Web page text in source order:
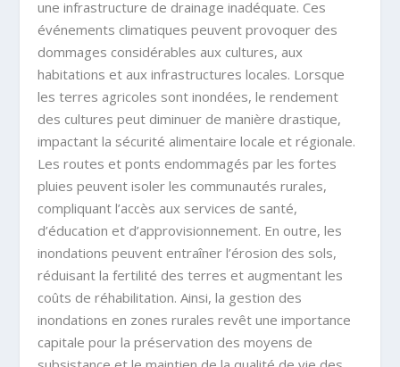
une infrastructure de drainage inadéquate. Ces
événements climatiques peuvent provoquer des
dommages considérables aux cultures, aux
habitations et aux infrastructures locales. Lorsque
les terres agricoles sont inondées, le rendement
des cultures peut diminuer de manière drastique,
impactant la sécurité alimentaire locale et régionale.
Les routes et ponts endommagés par les fortes
pluies peuvent isoler les communautés rurales,
compliquant l’accès aux services de santé,
d’éducation et d’approvisionnement. En outre, les
inondations peuvent entraîner l’érosion des sols,
réduisant la fertilité des terres et augmentant les
coûts de réhabilitation. Ainsi, la gestion des
inondations en zones rurales revêt une importance
capitale pour la préservation des moyens de